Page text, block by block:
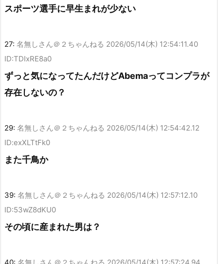
スポーツ選手に早生まれが少ない
27: 名無しさん＠２ちゃんねる 2026/05/14(木) 12:54:11.40
ID:TDIxRE8a0
ずっと気になってたんだけどAbemaってコンプラが
存在しないの？
29: 名無しさん＠２ちゃんねる 2026/05/14(木) 12:54:42.12
ID:exXLTtFk0
また千鳥か
39: 名無しさん＠２ちゃんねる 2026/05/14(木) 12:57:12.10
ID:53wZ8dKU0
その頃に産まれた男は？